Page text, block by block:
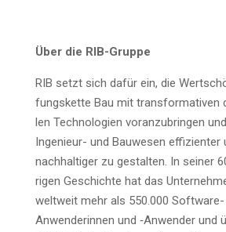
Über die RIB-Gruppe
RIB setzt sich dafür ein, die
fungs­ket­te Bau mit trans­for­ma­ti­ven
len Tech­no­lo­gien vor­an­zu­brin­gen
Inge­nieur- und Bau­we­sen effi­zi­en­ter
nach­hal­ti­ger zu gestal­ten. In sei­ner
ri­gen Geschich­te hat das
welt­weit mehr als 550.000 Soft­ware-
Anwen­de­rin­nen und ‑Anwen­der und